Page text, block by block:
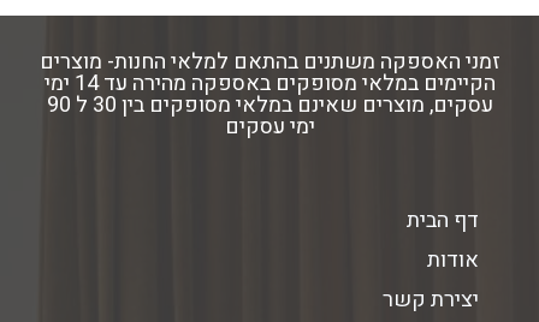
זמני האספקה משתנים בהתאם למלאי החנות- מוצרים
הקיימים במלאי מסופקים באספקה מהירה עד 14 ימי
עסקים, מוצרים שאינם במלאי מסופקים בין 30 ל 90
ימי עסקים
דף הבית
אודות
יצירת קשר